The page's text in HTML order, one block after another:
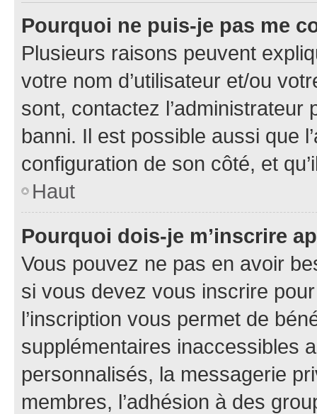
Pourquoi ne puis-je pas me
Plusieurs raisons peuvent
votre nom d’utilisateur et/ou
sont, contactez l’administrateur
banni. Il est possible aussi que
configuration de son côté, et
Haut
Pourquoi dois-je m’inscrire
Vous pouvez ne pas en avoir
si vous devez vous inscrire
l’inscription vous permet de
supplémentaires inaccessibles
personnalisés, la messagerie
membres, l’adhésion à des